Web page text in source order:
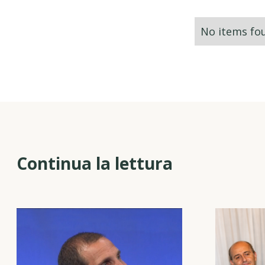
No items
Continua la lettura